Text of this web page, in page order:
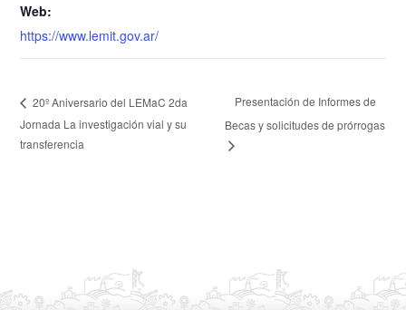
Web:
https://www.lemit.gov.ar/
20º Aniversario del LEMaC 2da
Jornada La investigación vial y su
transferencia
Presentación de Informes de
Becas y solicitudes de prórrogas